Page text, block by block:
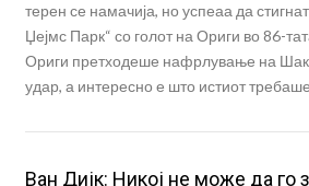
терен се намачија, но успеаа да
Џејмс Парк“ со голот на Ориги во 86-
Ориги претходеше нафрлување на
удар, а интересно е што истиот
Ван Дијк: Никој не може да го